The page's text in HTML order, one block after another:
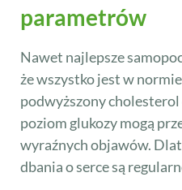
parametrów
Nawet najlepsze
że wszystko jest w
podwyższony
poziom glukozy mogą
wyraźnych objawów.
dbania o serce są